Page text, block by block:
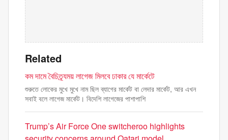
Related
কম দামে বৈচিত্র্যময় লাগেজ মিলবে ঢাকার যে মার্কেটে
শুরুতে লোকের মুখে মুখে নাম ছিল ব্যাগের মার্কেট বা লেদার মার্কেট, আর এখন
সবাই বলে লাগেজ মার্কেট। বিদেশি লাগেজের পাশাপাশি
Trump’s Air Force One switcheroo highlights